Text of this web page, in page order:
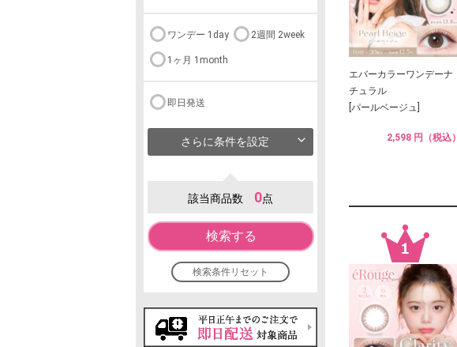
ワンデー 1day 2週間 2week
1ヶ月 1month
即日発送
さらに条件を設定
該当商品数 0点
検索する
検索条件リセット
エバーカラーワンデーナ
チュラル
[パールベージュ]
2,598 円（税込）